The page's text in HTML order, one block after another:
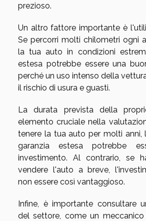
prezioso.
Un altro fattore importante è
Se percorri molti chilometri ogni
la tua auto in condizioni
estesa potrebbe essere una
perché un uso intenso della
il rischio di usura e guasti.
La durata prevista della
elemento cruciale nella
tenere la tua auto per molti anni,
garanzia estesa potrebbe
investimento. Al contrario, se
vendere l'auto a breve,
non essere così vantaggioso.
Infine, è importante consultare
del settore, come un